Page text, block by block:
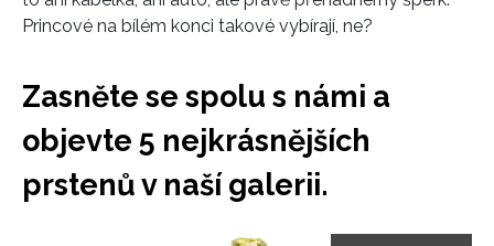
Princové na bílém konci takové vybírají, ne?
Zasněte se spolu s námi a
objevte 5 nejkrásnějších
prstenů v naší galerii.